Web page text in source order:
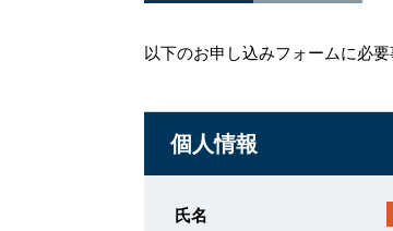
以下のお申し込みフォームに必
個人情報
氏名